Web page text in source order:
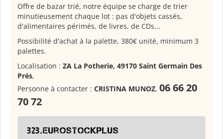
Offre de bazar trié, notre équipe se charge de trier
minutieusement chaque lot : pas d'objets cassés,
d'alimentaires périmés, de livres, de CDs...
Possibilité d'achat à la palette, 380€ unité, minimum 3
palettes.
Localisation : ZA La Potherie, 49170 Saint Germain Des
Prés,
Personne à contacter : CRISTINA MUNOZ, 06 66 20
70 72
b2b.eurostockplus